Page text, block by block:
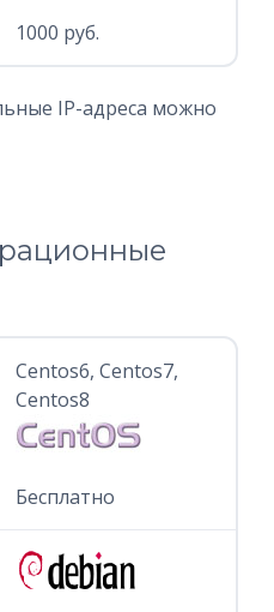
1000 руб.
IP-адреса можно
Centos6, Centos7,
Centos8
Бесплатно